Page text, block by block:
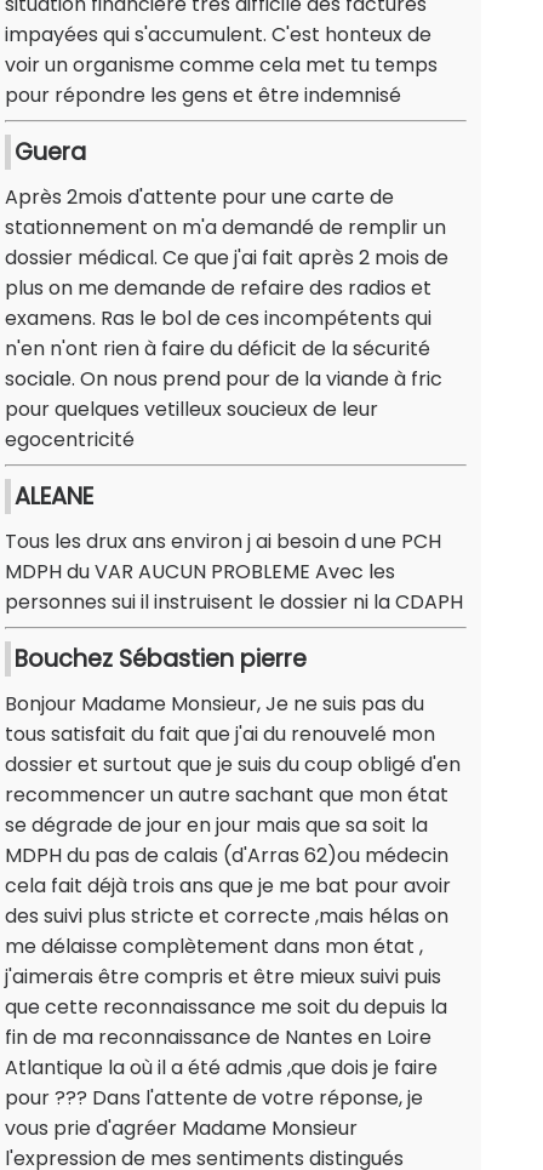
impayées qui s'accumulent. C'est honteux de
voir un organisme comme cela met tu temps
pour répondre les gens et être indemnisé
Guera
Après 2mois d'attente pour une carte de
stationnement on m'a demandé de remplir un
dossier médical. Ce que j'ai fait après 2 mois de
plus on me demande de refaire des radios et
examens. Ras le bol de ces incompétents qui
n'en n'ont rien à faire du déficit de la sécurité
sociale. On nous prend pour de la viande à fric
pour quelques vetilleux soucieux de leur
egocentricité
ALEANE
Tous les drux ans environ j ai besoin d une PCH
MDPH du VAR AUCUN PROBLEME Avec les
personnes sui il instruisent le dossier ni la CDAPH
Bouchez Sébastien pierre
Bonjour Madame Monsieur, Je ne suis pas du
tous satisfait du fait que j'ai du renouvelé mon
dossier et surtout que je suis du coup obligé d'en
recommencer un autre sachant que mon état
se dégrade de jour en jour mais que sa soit la
MDPH du pas de calais (d'Arras 62)ou médecin
cela fait déjà trois ans que je me bat pour avoir
des suivi plus stricte et correcte ,mais hélas on
me délaisse complètement dans mon état ,
j'aimerais être compris et être mieux suivi puis
que cette reconnaissance me soit du depuis la
fin de ma reconnaissance de Nantes en Loire
Atlantique la où il a été admis ,que dois je faire
pour ??? Dans l'attente de votre réponse, je
vous prie d'agréer Madame Monsieur
l'expression de mes sentiments distingués